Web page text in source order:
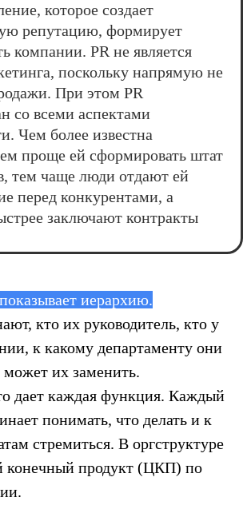
которое создает
репутацию, формирует
компании. PR не является
поскольку напрямую не
При этом PR
со всеми аспектами
Чем более известна
проще ей сформировать штат
тем чаще люди отдают ей
перед конкурентами, а
заключают контракты
иерархию.
кто их руководитель, кто у
к какому департаменту они
может их заменить.
дает каждая функция. Каждый
понимать, что делать и к
стремиться. В оргструктуре
конечный продукт (ЦКП) по